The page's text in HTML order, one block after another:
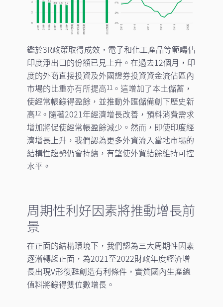
鑑於3R政策取得成效，電子和化工產品等範疇佔
印度淨出口的份額已見上升。在過去12個月，印
度的外商直接投資及外國證券投資資金流佔區內
市場的比重亦有所提高11。這增加了本土儲蓄，
使經常帳錄得盈餘，並推動外匯儲備創下歷史新
高12。隨著2021年經濟增長改善，預料消費需求
增加將促使經常帳盈餘減少。然而，即使印度經
濟增長上升，我們認為更多外資流入當地市場的
結構性趨勢仍會持續，有望使外貿結餘維持可控
水平。
周期性利好因素將推動增長前
景
在正面的結構環境下，我們認為三大周期性因素
逐漸轉趨正面，為2021至2022財政年度經濟增
長出現V形復甦創造有利條件，實質國內生產總
值料將錄得雙位數增長。